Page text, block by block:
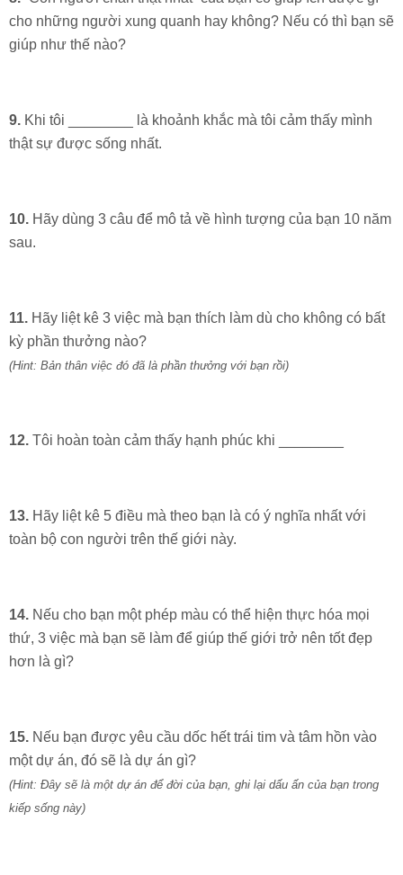
cho những người xung quanh hay không? Nếu có thì bạn sẽ
giúp như thế nào?
9. Khi tôi ________ là khoảnh khắc mà tôi cảm thấy mình
thật sự được sống nhất.
10. Hãy dùng 3 câu để mô tả về hình tượng của bạn 10 năm
sau.
11. Hãy liệt kê 3 việc mà bạn thích làm dù cho không có bất
kỳ phần thưởng nào?
(Hint: Bản thân việc đó đã là phần thưởng với bạn rồi)
12. Tôi hoàn toàn cảm thấy hạnh phúc khi ________
13. Hãy liệt kê 5 điều mà theo bạn là có ý nghĩa nhất với
toàn bộ con người trên thế giới này.
14. Nếu cho bạn một phép màu có thể hiện thực hóa mọi
thứ, 3 việc mà bạn sẽ làm để giúp thế giới trở nên tốt đẹp
hơn là gì?
15. Nếu bạn được yêu cầu dốc hết trái tim và tâm hồn vào
một dự án, đó sẽ là dự án gì?
(Hint: Đây sẽ là một dự án để đời của bạn, ghi lại dấu ấn của bạn trong
kiếp sống này)